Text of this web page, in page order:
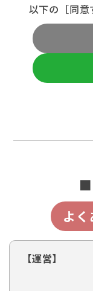
以下の［同意
■
よ
【運営】